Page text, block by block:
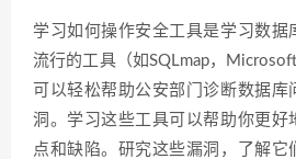
学习如何操作安全工具是学习数据
流行的工具（如SQLmap，
可以轻松帮助公安部门诊断数据库
洞。学习这些工具可以帮助你更好
点和缺陷。研究这些漏洞，了解它